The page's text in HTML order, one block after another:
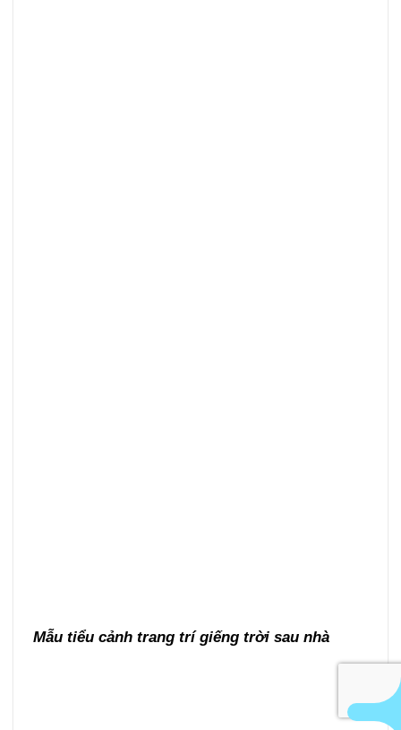
Mẫu tiểu cảnh trang trí giếng trời sau nhà